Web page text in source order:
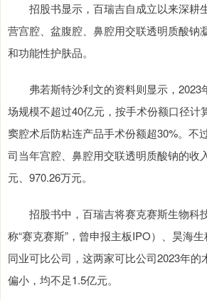
招股书显示，百瑞吉自成立以来深耕
营宫腔、盆腹腔、鼻腔用交联透明质酸钠
和功能性护肤品。
弗若斯特沙利文的资料则显示，2023
场规模不超过40亿元，按手术份额口径计
窦腔术后防粘连产品手术份额超30%。不
司当年宫腔、鼻腔用交联透明质酸钠的收
元、970.26万元。
招股书中，百瑞吉将赛克赛斯生物科
称“赛克赛斯”，曾申报主板IPO）、昊海
同业可比公司，这两家可比公司2023年的
偏小，均不足1.5亿元。